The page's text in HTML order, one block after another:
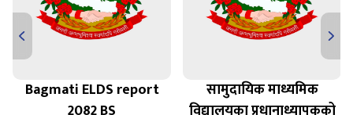
Bagmati ELDS report
सामुदायिक माध्यमिक